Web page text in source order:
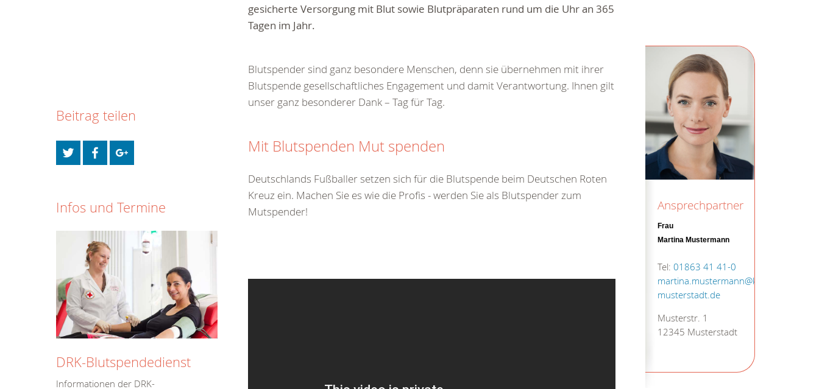
gesicherte Versorgung mit Blut sowie Blutpräparaten rund um die Uhr an 365
Tagen im Jahr.
Ansprechpartner
Frau
Martina Mustermann
Tel: 01863 41 41-0
martina.mustermann@kv-
musterstadt.de
Musterstr. 1
12345 Musterstadt
Blutspender sind ganz besondere Menschen, denn sie übernehmen mit ihrer
Blutspende gesellschaftliches Engagement und damit Verantwortung. Ihnen gilt
unser ganz besonderer Dank – Tag für Tag.
Mit Blutspenden Mut spenden
Deutschlands Fußballer setzen sich für die Blutspende beim Deutschen Roten
Kreuz ein. Machen Sie es wie die Profis - werden Sie als Blutspender zum
Mutspender!
Beitrag teilen
Infos und Termine
DRK-Blutspendedienst
Informationen der DRK-